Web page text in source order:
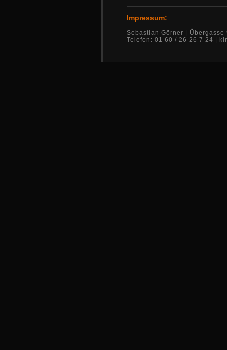
Impressum:
Sebastian Görner |
Telefon: 01 60 / 26 26 7 24 |